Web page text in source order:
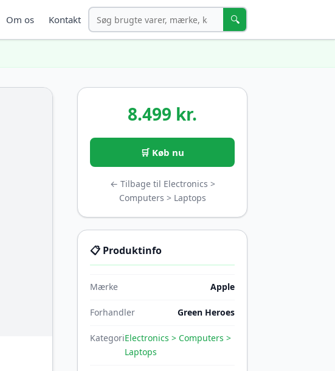
Om os Kontakt Søg 🔍
8.499 kr.
🛒 Køb nu
← Tilbage til Electronics >
Computers > Laptops
📋 Produktinfo
Mærke Apple
Forhandler Green Heroes
KategoriElectronics > Computers >
Laptops